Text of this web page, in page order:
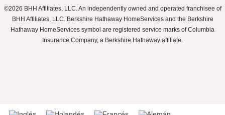
©2026 BHH Affiliates, LLC. An independently owned and operated franchisee of
BHH Affiliates, LLC. Berkshire Hathaway HomeServices and the Berkshire
Hathaway HomeServices symbol are registered service marks of Columbia
Insurance Company, a Berkshire Hathaway affiliate.